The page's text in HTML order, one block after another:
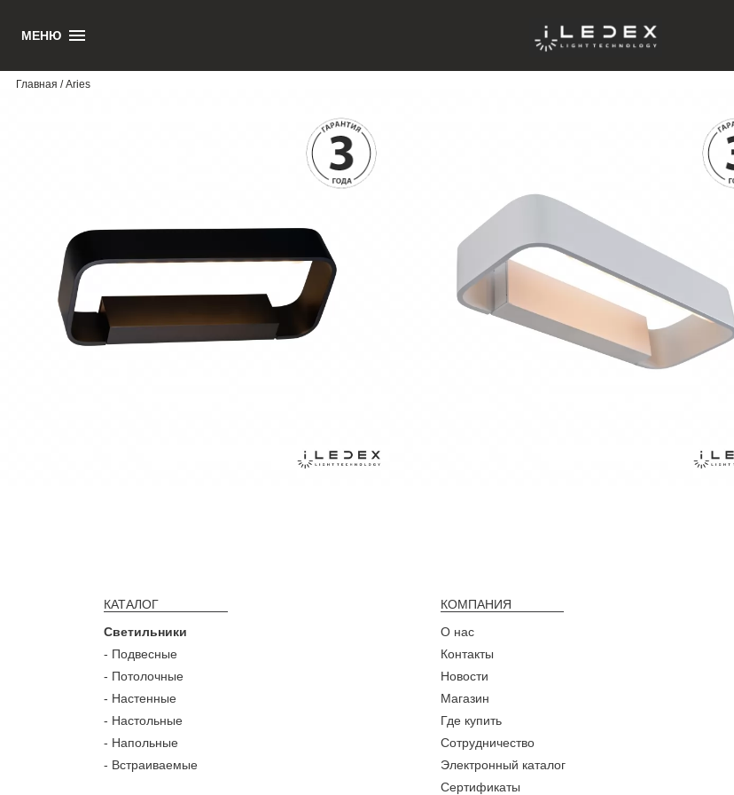
МЕНЮ
ARIES
Главная / Aries
КАТАЛОГ
Светильники
- Подвесные
- Потолочные
- Настенные
- Настольные
- Напольные
- Встраиваемые
КОМПАНИЯ
О нас
Контакты
Новости
Магазин
Где купить
Сотрудничество
Электронный каталог
Сертификаты